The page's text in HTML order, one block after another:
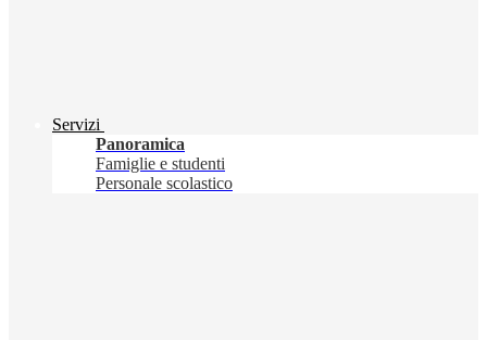
Servizi
Panoramica
Famiglie e studenti
Personale scolastico